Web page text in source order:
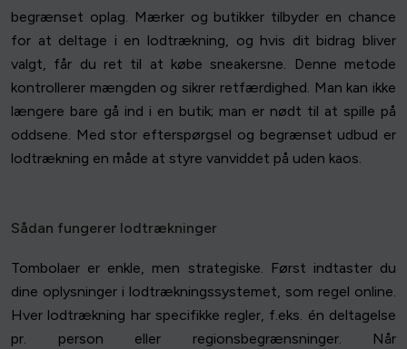
begrænset oplag. Mærker og butikker tilbyder en chance
for at deltage i en lodtrækning, og hvis dit bidrag bliver
valgt, får du ret til at købe sneakersne. Denne metode
kontrollerer mængden og sikrer retfærdighed. Man kan ikke
længere bare gå ind i en butik; man er nødt til at spille på
oddsene. Med stor efterspørgsel og begrænset udbud er
lodtrækning en måde at styre vanviddet på uden kaos.
Sådan fungerer lodtrækninger
Tombolaer er enkle, men strategiske. Først indtaster du
dine oplysninger i lodtrækningssystemet, som regel online.
Hver lodtrækning har specifikke regler, f.eks. én deltagelse
pr. person eller regionsbegrænsninger. Når